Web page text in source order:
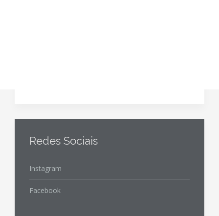
Redes Sociais
Instagram
Facebook